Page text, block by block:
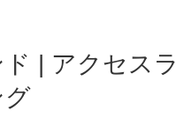
ド | アクセスラ
グ